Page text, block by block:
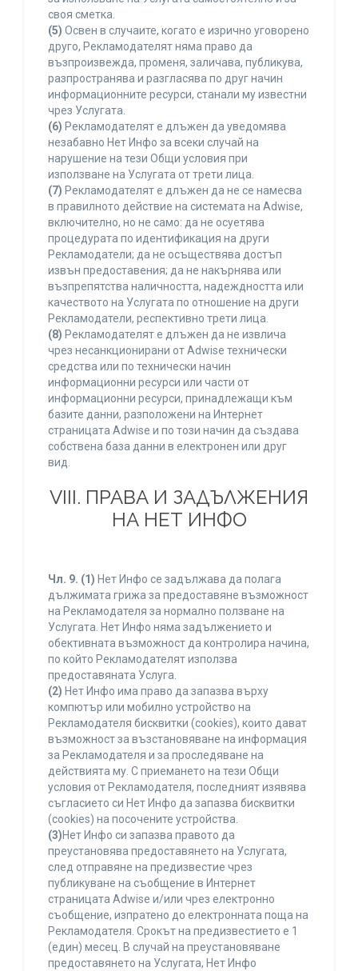
своя сметка.
(5) Освен в случаите, когато е изрично уговорено
друго, Рекламодателят няма право да
възпроизвежда, променя, заличава, публикува,
разпространява и разгласява по друг начин
информационните ресурси, станали му известни
чрез Услугата.
(6) Рекламодателят е длъжен да уведомява
незабавно Нет Инфо за всеки случай на
нарушение на тези Общи условия при
използване на Услугата от трети лица.
(7) Рекламодателят е длъжен да не се намесва
в правилното действие на системата на Adwise,
включително, но не само: да не осуетява
процедурата по идентификация на други
Рекламодатели; да не осъществява достъп
извън предоставения; да не накърнява или
възпрепятства наличността, надеждността или
качеството на Услугата по отношение на други
Рекламодатели, респективно трети лица.
(8) Рекламодателят е длъжен да не извлича
чрез несанкционирани от Adwise технически
средства или по технически начин
информационни ресурси или части от
информационни ресурси, принадлежащи към
базите данни, разположени на Интернет
страницата Adwise и по този начин да създава
собствена база данни в електронен или друг
вид.
VIII. ПРАВА И ЗАДЪЛЖЕНИЯ
НА НЕТ ИНФО
Чл. 9. (1) Нет Инфо се задължава да полага
дължимата грижа за предоставяне възможност
на Рекламодателя за нормално ползване на
Услугата. Нет Инфо няма задължението и
обективната възможност да контролира начина,
по който Рекламодателят използва
предоставяната Услуга.
(2) Нет Инфо има право да запазва върху
компютър или мобилно устройство на
Рекламодателя бисквитки (cookies), които дават
възможност за възстановяване на информация
за Рекламодателя и за проследяване на
действията му. С приемането на тези Общи
условия от Рекламодателя, последният изявява
съгласието си Нет Инфо да запазва бисквитки
(cookies) на посочените устройства.
(3)Нет Инфо си запазва правото да
преустановява предоставянето на Услугата,
след отправяне на предизвестие чрез
публикуване на съобщение в Интернет
страницата Adwise и/или чрез електронно
съобщение, изпратено до електронната поща на
Рекламодателя. Срокът на предизвестието е 1
(един) месец. В случай на преустановяване
предоставянето на Услугата, Нет Инфо